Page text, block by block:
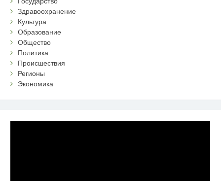
Здравоохранение
Культура
Образование
Общество
Политика
Происшествия
Регионы
Экономика